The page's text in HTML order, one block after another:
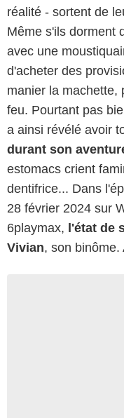
réalité - sortent de
Même s'ils dorment
avec une
d'acheter des
manier la machette,
feu. Pourtant pas
a ainsi révélé avoir
durant son
estomacs crient
dentifrice... Dans
28 février 2024 sur
6playmax, l'état de
Vivian, son binôme.